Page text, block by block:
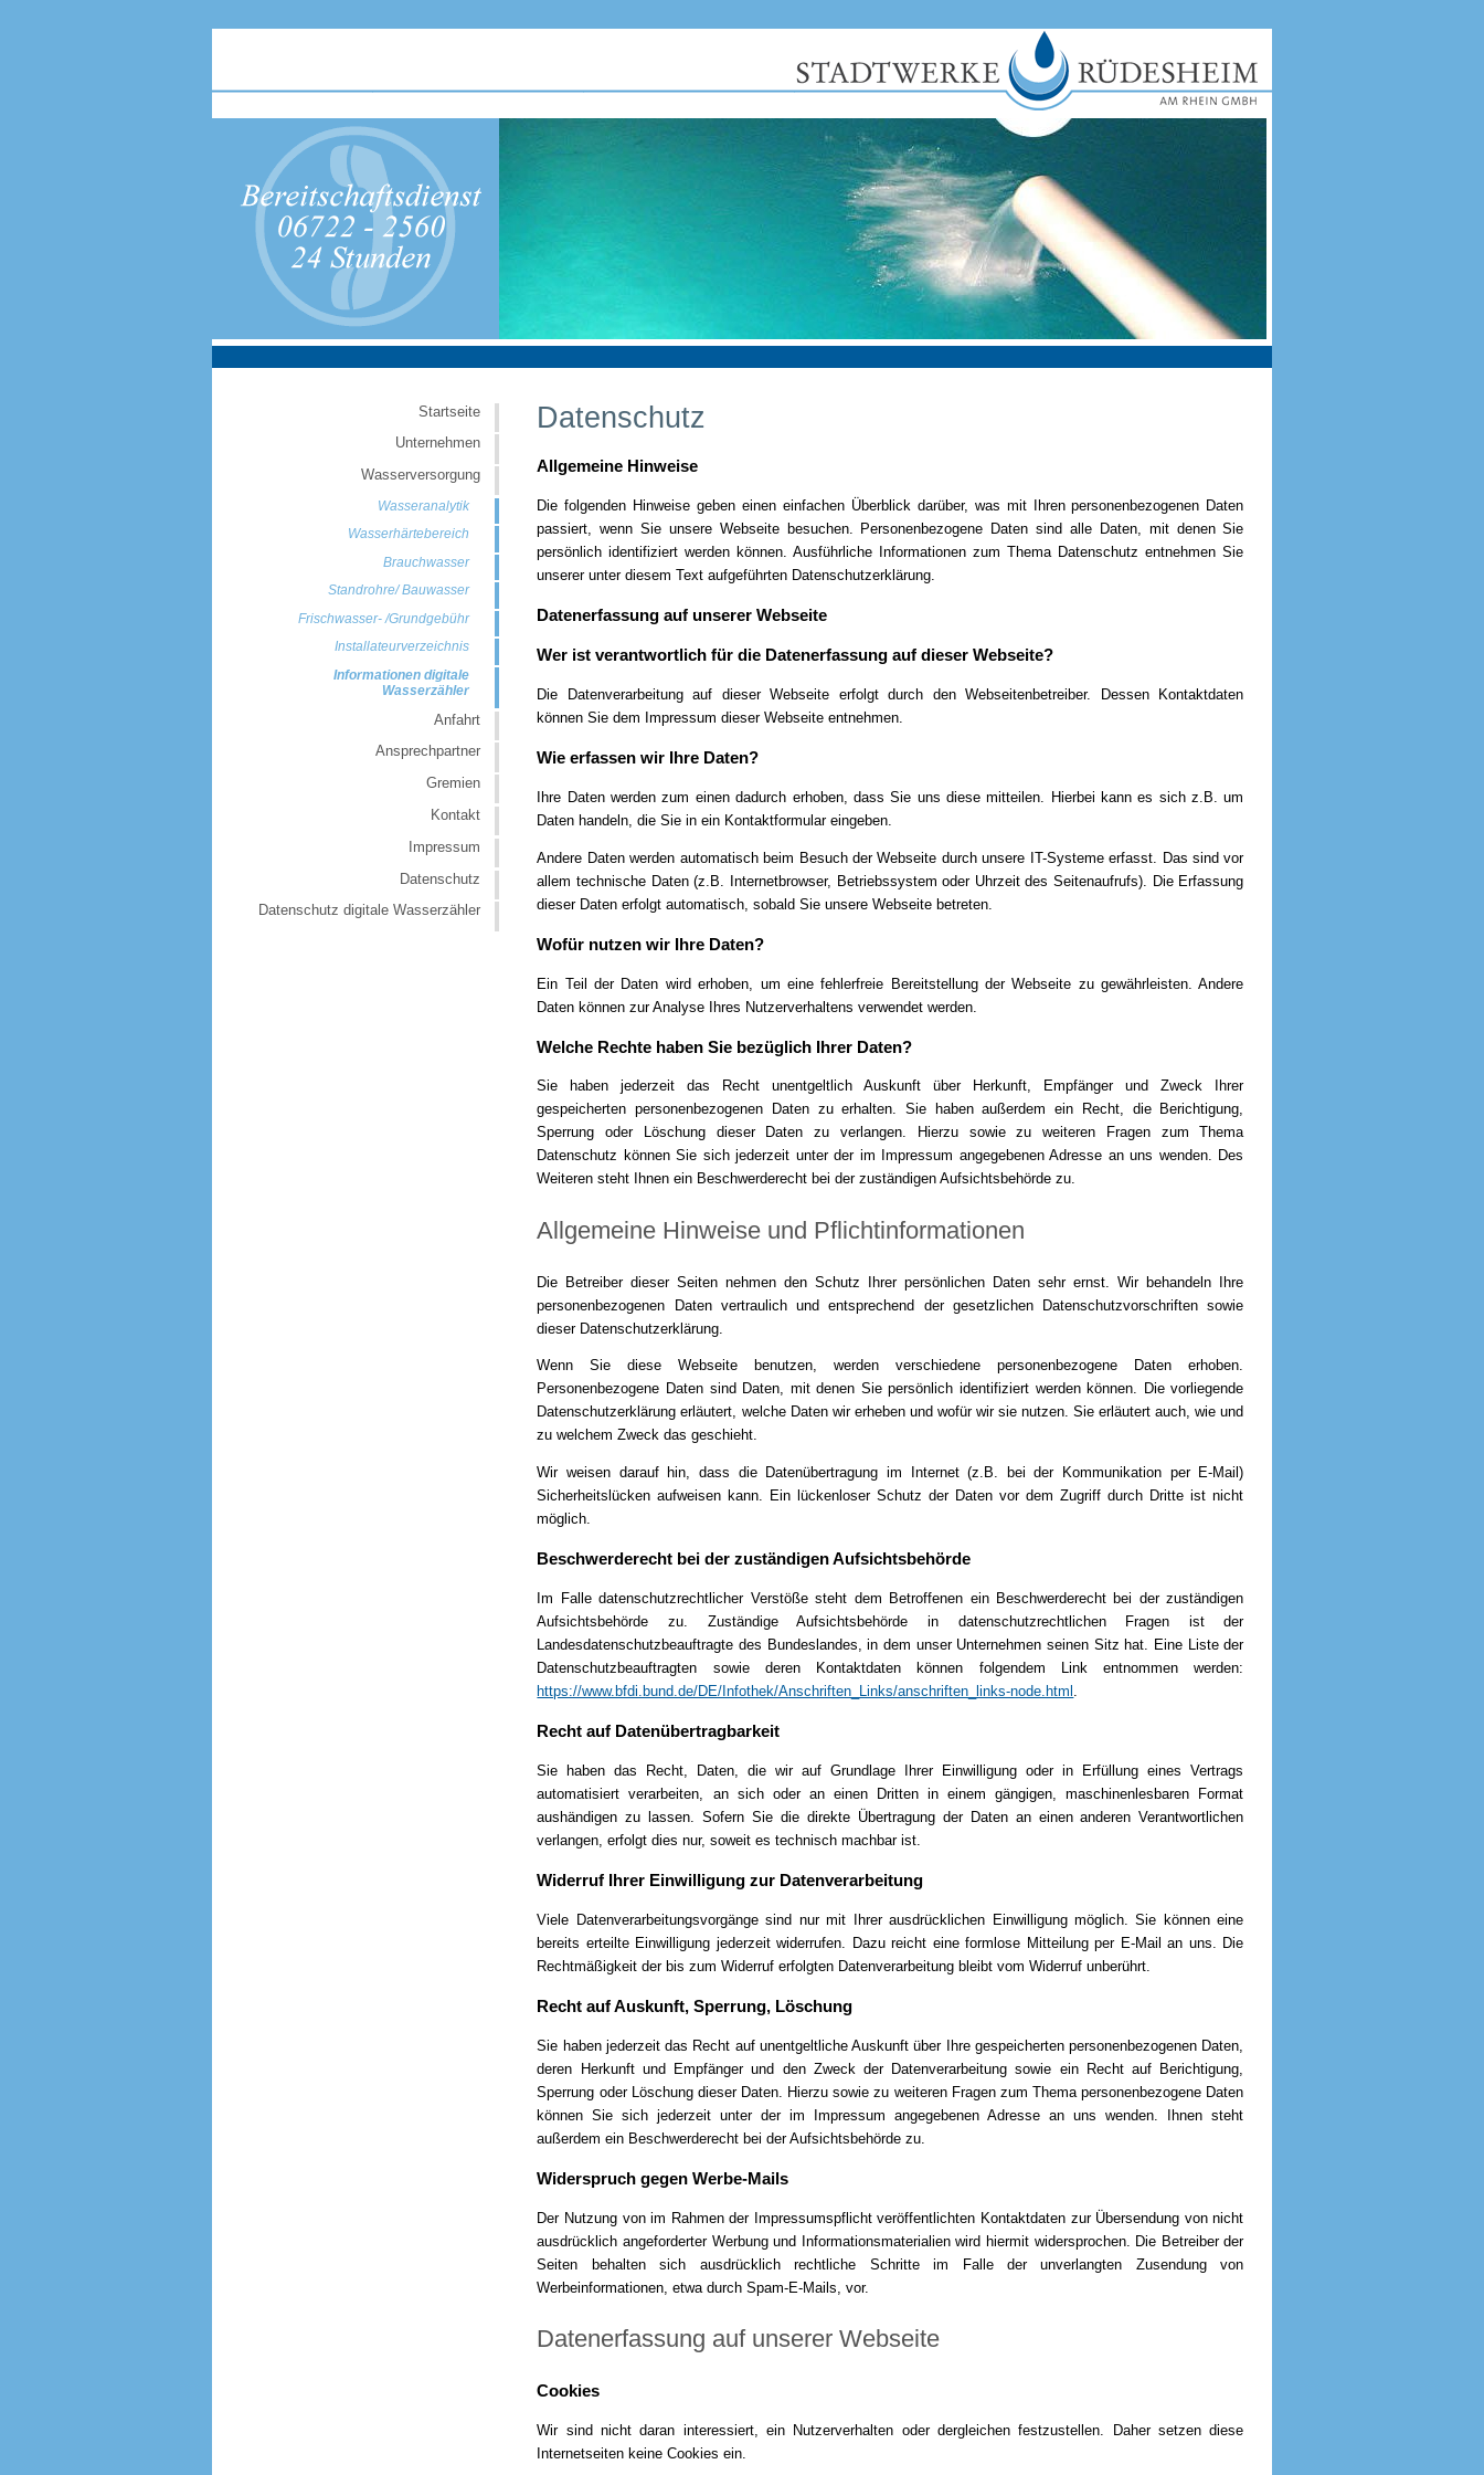
Datenschutz
Allgemeine Hinweise
Die folgenden Hinweise geben einen einfachen Überblick darüber, was mit Ihren personenbezogenen Daten
passiert, wenn Sie unsere Webseite besuchen. Personenbezogene Daten sind alle Daten, mit denen Sie
persönlich identifiziert werden können. Ausführliche Informationen zum Thema Datenschutz entnehmen Sie
unserer unter diesem Text aufgeführten Datenschutzerklärung.
Datenerfassung auf unserer Webseite
Wer ist verantwortlich für die Datenerfassung auf dieser Webseite?
Die Datenverarbeitung auf dieser Webseite erfolgt durch den Webseitenbetreiber. Dessen Kontaktdaten
können Sie dem Impressum dieser Webseite entnehmen.
Wie erfassen wir Ihre Daten?
Ihre Daten werden zum einen dadurch erhoben, dass Sie uns diese mitteilen. Hierbei kann es sich z.B. um
Daten handeln, die Sie in ein Kontaktformular eingeben.
Andere Daten werden automatisch beim Besuch der Webseite durch unsere IT-Systeme erfasst. Das sind vor
allem technische Daten (z.B. Internetbrowser, Betriebssystem oder Uhrzeit des Seitenaufrufs). Die Erfassung
dieser Daten erfolgt automatisch, sobald Sie unsere Webseite betreten.
Wofür nutzen wir Ihre Daten?
Ein Teil der Daten wird erhoben, um eine fehlerfreie Bereitstellung der Webseite zu gewährleisten. Andere
Daten können zur Analyse Ihres Nutzerverhaltens verwendet werden.
Welche Rechte haben Sie bezüglich Ihrer Daten?
Sie haben jederzeit das Recht unentgeltlich Auskunft über Herkunft, Empfänger und Zweck Ihrer
gespeicherten personenbezogenen Daten zu erhalten. Sie haben außerdem ein Recht, die Berichtigung,
Sperrung oder Löschung dieser Daten zu verlangen. Hierzu sowie zu weiteren Fragen zum Thema
Datenschutz können Sie sich jederzeit unter der im Impressum angegebenen Adresse an uns wenden. Des
Weiteren steht Ihnen ein Beschwerderecht bei der zuständigen Aufsichtsbehörde zu.
Allgemeine Hinweise und Pflichtinformationen
Die Betreiber dieser Seiten nehmen den Schutz Ihrer persönlichen Daten sehr ernst. Wir behandeln Ihre
personenbezogenen Daten vertraulich und entsprechend der gesetzlichen Datenschutzvorschriften sowie
dieser Datenschutzerklärung.
Wenn Sie diese Webseite benutzen, werden verschiedene personenbezogene Daten erhoben.
Personenbezogene Daten sind Daten, mit denen Sie persönlich identifiziert werden können. Die vorliegende
Datenschutzerklärung erläutert, welche Daten wir erheben und wofür wir sie nutzen. Sie erläutert auch, wie und
zu welchem Zweck das geschieht.
Wir weisen darauf hin, dass die Datenübertragung im Internet (z.B. bei der Kommunikation per E-Mail)
Sicherheitslücken aufweisen kann. Ein lückenloser Schutz der Daten vor dem Zugriff durch Dritte ist nicht
möglich.
Beschwerderecht bei der zuständigen Aufsichtsbehörde
Im Falle datenschutzrechtlicher Verstöße steht dem Betroffenen ein Beschwerderecht bei der zuständigen
Aufsichtsbehörde zu. Zuständige Aufsichtsbehörde in datenschutzrechtlichen Fragen ist der
Landesdatenschutzbeauftragte des Bundeslandes, in dem unser Unternehmen seinen Sitz hat. Eine Liste der
Datenschutzbeauftragten sowie deren Kontaktdaten können folgendem Link entnommen werden:
https://www.bfdi.bund.de/DE/Infothek/Anschriften_Links/anschriften_links-node.html .
Recht auf Datenübertragbarkeit
Sie haben das Recht, Daten, die wir auf Grundlage Ihrer Einwilligung oder in Erfüllung eines Vertrags
automatisiert verarbeiten, an sich oder an einen Dritten in einem gängigen, maschinenlesbaren Format
aushändigen zu lassen. Sofern Sie die direkte Übertragung der Daten an einen anderen Verantwortlichen
verlangen, erfolgt dies nur, soweit es technisch machbar ist.
Widerruf Ihrer Einwilligung zur Datenverarbeitung
Viele Datenverarbeitungsvorgänge sind nur mit Ihrer ausdrücklichen Einwilligung möglich. Sie können eine
bereits erteilte Einwilligung jederzeit widerrufen. Dazu reicht eine formlose Mitteilung per E-Mail an uns. Die
Rechtmäßigkeit der bis zum Widerruf erfolgten Datenverarbeitung bleibt vom Widerruf unberührt.
Recht auf Auskunft, Sperrung, Löschung
Sie haben jederzeit das Recht auf unentgeltliche Auskunft über Ihre gespeicherten personenbezogenen Daten,
deren Herkunft und Empfänger und den Zweck der Datenverarbeitung sowie ein Recht auf Berichtigung,
Sperrung oder Löschung dieser Daten. Hierzu sowie zu weiteren Fragen zum Thema personenbezogene Daten
können Sie sich jederzeit unter der im Impressum angegebenen Adresse an uns wenden. Ihnen steht
außerdem ein Beschwerderecht bei der Aufsichtsbehörde zu.
Widerspruch gegen Werbe-Mails
Der Nutzung von im Rahmen der Impressumspflicht veröffentlichten Kontaktdaten zur Übersendung von nicht
ausdrücklich angeforderter Werbung und Informationsmaterialien wird hiermit widersprochen. Die Betreiber der
Seiten behalten sich ausdrücklich rechtliche Schritte im Falle der unverlangten Zusendung von
Werbeinformationen, etwa durch Spam-E-Mails, vor.
Datenerfassung auf unserer Webseite
Cookies
Wir sind nicht daran interessiert, ein Nutzerverhalten oder dergleichen festzustellen. Daher setzen diese
Internetseiten keine Cookies ein.
Startseite
Unternehmen
Wasserversorgung
Wasseranalytik
Wasserhärtebereich
Brauchwasser
Standrohre/ Bauwasser
Frischwasser- /Grundgebühr
Installateurverzeichnis
Informationen digitale
Wasserzähler
Anfahrt
Ansprechpartner
Gremien
Kontakt
Impressum
Datenschutz
Datenschutz digitale Wasserzähler